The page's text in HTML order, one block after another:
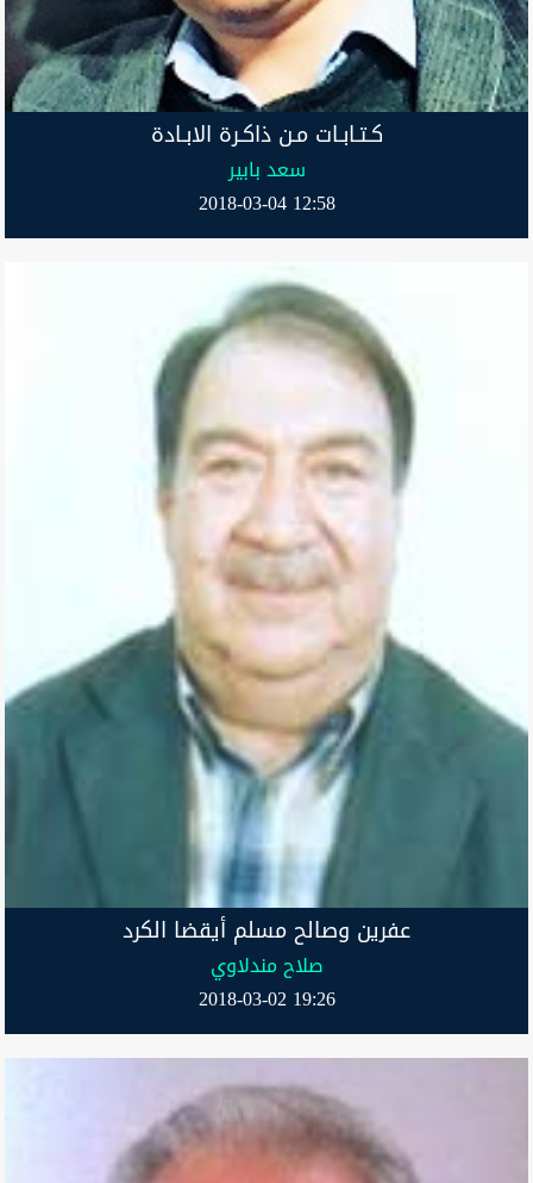
كـتـابـات مـن ذاكـرة الابـادة
سعد بابير
2018-03-04 12:58
عفرین وصالح مسلم أیقضا الكرد
صلاح مندلاوي
2018-03-02 19:26